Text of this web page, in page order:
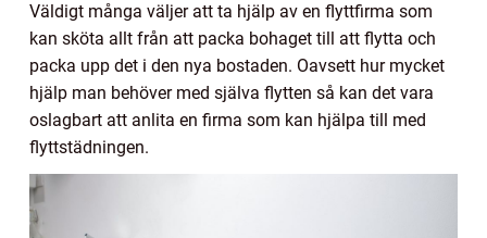
Väldigt många väljer att ta hjälp av en flyttfirma som
kan sköta allt från att packa bohaget till att flytta och
packa upp det i den nya bostaden. Oavsett hur mycket
hjälp man behöver med själva flytten så kan det vara
oslagbart att anlita en firma som kan hjälpa till med
flyttstädningen.